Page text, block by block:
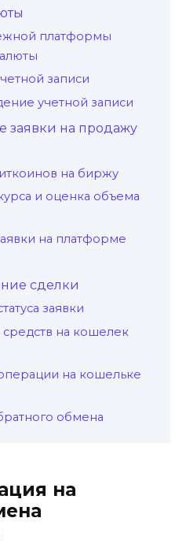
платформы
записи
учетной записи
заявки на продажу
на биржу
и оценка объема
на плaтформе
сделки
заявки
на кошелек
на кошельке
обмена
на